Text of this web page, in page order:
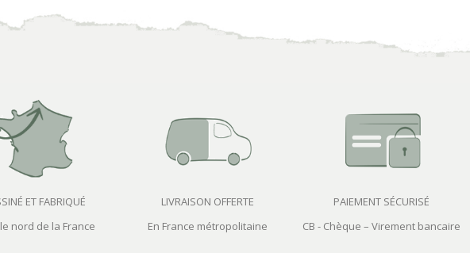
ET FABRIQUÉ
nord de la France
LIVRAISON OFFERTE
En France métropolitaine
PAIEMENT SÉCURISÉ
CB - Chèque – Virement bancaire